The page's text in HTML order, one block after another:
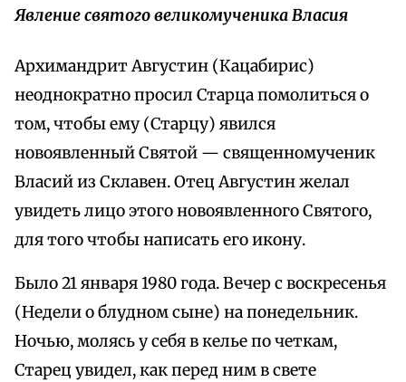
Явление святого великомученика Власия
Архимандрит Августин (Кацабирис)
неоднократно просил Старца помолиться о
том, чтобы ему (Старцу) явился
новоявленный Святой — священномученик
Власий из Склавен. Отец Августин желал
увидеть лицо этого новоявленного Святого,
для того чтобы написать его икону.
Было 21 января 1980 года. Вечер с воскресенья
(Недели о блудном сыне) на понедельник.
Ночью, молясь у себя в келье по четкам,
Старец увидел, как перед ним в свете